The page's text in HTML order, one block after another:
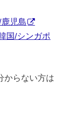
児島
国/シンガポ
からない方は